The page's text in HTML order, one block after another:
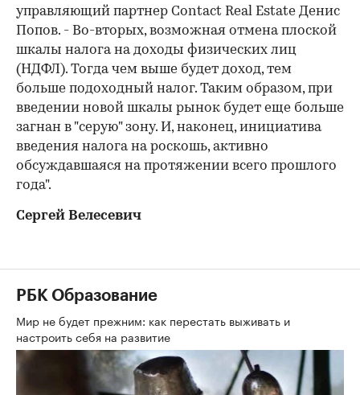
управляющий партнер Contact Real Estate Денис
Попов. - Во-вторых, возможная отмена плоской
шкалы налога на доходы физических лиц
(НДФЛ). Тогда чем выше будет доход, тем
больше подоходный налог. Таким образом, при
введении новой шкалы рынок будет еще больше
загнан в "серую" зону. И, наконец, инициатива
введения налога на роскошь, активно
обсуждавшаяся на протяжении всего прошлого
года".
Сергей Велесевич
РБК Образование
Мир не будет прежним: как перестать выживать и
настроить себя на развитие